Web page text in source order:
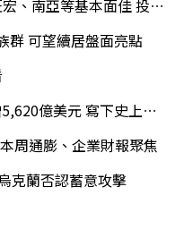
南亞等基本面佳 投信大買
群 可望續居盤面亮點
美元 寫下史上最大單周...
周通膨、企業財報聚焦
克蘭否認蓄意攻擊